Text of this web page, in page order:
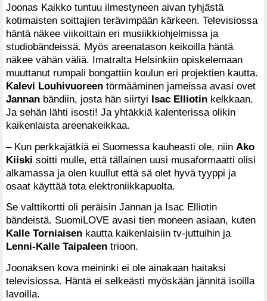
Joonas Kaikko tuntuu ilmestyneen aivan tyhjästä
kotimaisten soittajien terävimpään kärkeen. Televisiossa
häntä näkee viikoittain eri musiikkiohjelmissa ja
studiobändeissä. Myös areenatason keikoilla häntä
näkee vähän väliä. Imatralta Helsinkiin opiskelemaan
muuttanut rumpali bongattiin koulun eri projektien kautta.
Kalevi Louhivuoreen törmääminen jameissa avasi ovet
Jannan bändiin, josta hän siirtyi Isac Elliotin kelkkaan.
Ja sehän lähti isosti! Ja yhtäkkiä kalenterissa olikin
kaikenlaista areenakeikkaa.
– Kun perkkajätkiä ei Suomessa kauheasti ole, niin Ako
Kiiski soitti mulle, että tällainen uusi musaformaatti olisi
alkamassa ja olen kuullut että sä olet hyvä tyyppi ja
osaat käyttää tota elektroniikkapuolta.
Se valttikortti oli peräisin Jannan ja Isac Elliotin
bändeistä. SuomiLOVE avasi tien moneen asiaan, kuten
Kalle Torniaisen kautta kaikenlaisiin tv-juttuihin ja
Lenni-Kalle Taipaleen trioon.
Joonaksen kova meininki ei ole ainakaan haitaksi
televisiossa. Häntä ei selkeästi myöskään jännitä isoilla
lavoilla.